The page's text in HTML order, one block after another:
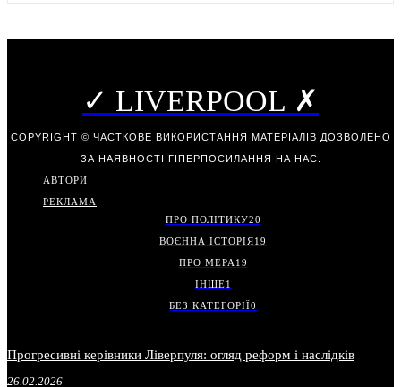
✓ LIVERPOOL ✗
COPYRIGHT © ЧАСТКОВЕ ВИКОРИСТАННЯ МАТЕРІАЛІВ ДОЗВОЛЕНО
ЗА НАЯВНОСТІ ГІПЕРПОСИЛАННЯ НА НАС.
АВТОРИ
РЕКЛАМА
ПРО ПОЛІТИКУ20
ВОЄННА ІСТОРІЯ19
ПРО МЕРА 19
ІНШЕ1
БЕЗ КАТЕГОРІЇ0
Прогресивні керівники Ліверпуля: огляд реформ і наслідків
26.02.2026